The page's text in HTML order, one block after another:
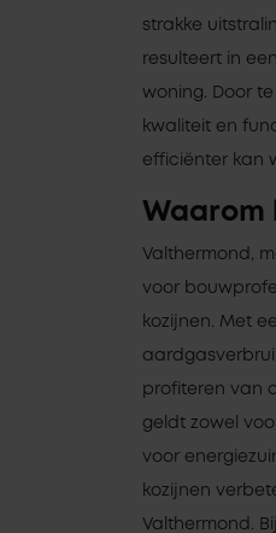
strakke
resulteert in
woning. Door
kwaliteit en
efficiënter kan
Waarom
Valthermond,
voor
kozijnen. Met
profiteren van
geldt zowel
voor
kozijnen
Valthermond.